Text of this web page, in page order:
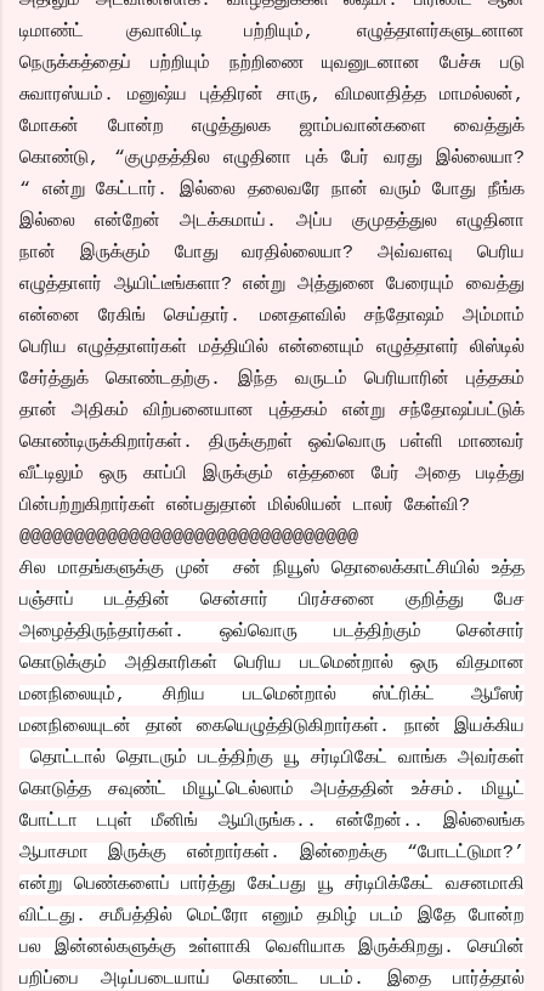
டிமாண்ட் குவாலிட்டி பற்றியும், எழுத்தாளர்களுடனான
நெருக்கத்தைப் பற்றியும் நற்றிணை யுவனுடனான பேச்சு படு
சுவாரஸ்யம். மனுஷ்ய புத்திரன் சாரு, விமலாதித்த மாமல்லன்,
மோகன் போன்ற எழுத்துலக ஜாம்பவான்களை வைத்துக்
கொண்டு, “குமுதத்தில எழுதினா புக் பேர் வரது இல்லையா?
“ என்று கேட்டார். இல்லை தலைவரே நான் வரும் போது நீங்க
இல்லை என்றேன் அடக்கமாய். அப்ப குமுதத்துல எழுதினா
நான் இருக்கும் போது வரதில்லையா? அவ்வளவு பெரிய
எழுத்தாளர் ஆயிட்டீங்களா? என்று அத்துனை பேரையும் வைத்து
என்னை ரேகிங் செய்தார். மனதளவில் சந்தோஷம் அம்மாம்
பெரிய எழுத்தாளர்கள் மத்தியில் என்னையும் எழுத்தாளர் லிஸ்டில்
சேர்த்துக் கொண்டதற்கு. இந்த வருடம் பெரியாரின் புத்தகம்
தான் அதிகம் விற்பனையான புத்தகம் என்று சந்தோஷப்பட்டுக்
கொண்டிருக்கிறார்கள். திருக்குறள் ஒவ்வொரு பள்ளி மாணவர்
வீட்டிலும் ஒரு காப்பி இருக்கும் எத்தனை பேர் அதை படித்து
பின்பற்றுகிறார்கள் என்பதுதான் மில்லியன் டாலர் கேள்வி?
@@@@@@@@@@@@@@@@@@@@@@@@@@@@@@@
சில மாதங்களுக்கு முன்
சன் நியூஸ் தொலைக்காட்சியில் உத்த
பஞ்சாப்
படத்தின் சென்சார் பிரச்சனை குறித்து
பேச
அழைத்திருந்தார்கள்.ஒவ்வொரு படத்திற்கும்
சென்சார்
கொடுக்கும்
அதிகாரிகள் பெரிய படமென்றால் ஒரு
விதமான
மனநிலையும்,சிறிய படமென்றால் ஸ்ட்ரிக்ட்
ஆபீஸர்
மனநிலையுடன்
தான் கையெழுத்திடுகிறார்கள். நான் இயக்கிய
தொட்டால் தொடரும் படத்திற்கு யூ சர்டிபிகேட் வாங்க அவர்கள்
கொடுத்த
சவுண்ட் மியூட்டெல்லாம் அபத்ததின் உச்சம் . மியூட்
போட்டா
டபுள் மீனிங் ஆயிருங்க.. என்றேன் ..இல்லைங்க
ஆபாசமா
இருக்கு என்றார்கள். இன்றைக்கு“போடட்டுமா?’
என்று பெண்களைப் பார்த்து கேட்பது யூ சர்டிபிக்கேட்
வசனமாகி
விட்டது .சமீபத்தில் மெட்ரோ எனும் தமிழ் படம் இதே
போன்ற
பல
இன்னல்களுக்கு உள்ளாகி வெளியாக இருக்கிறது .செயின்
பறிப்பை
அடிப்படையாய் கொண்ட படம் . இதை
பார்த்தால்